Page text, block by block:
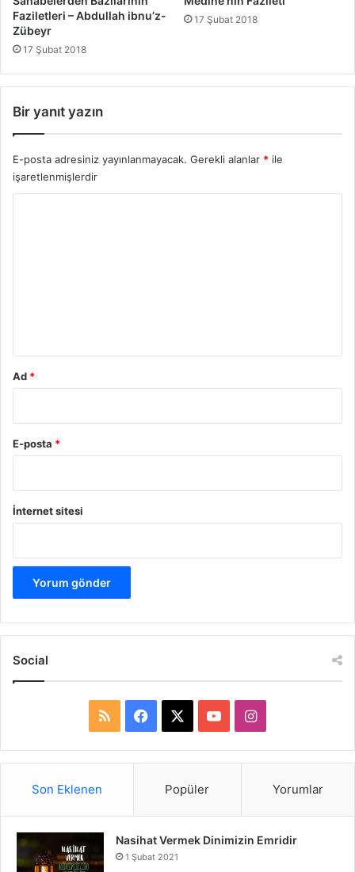
Faziletleri – Abdullah ibnu’z-
Zübeyr
17 Şubat 2018
17 Şubat 2018
Bir yanıt yazın
E-posta adresiniz yayınlanmayacak. Gerekli alanlar * ile
işaretlenmişlerdir
Ad *
E-posta *
İnternet sitesi
Social
S
a
b
o
u
I
n
a
Son Eklenen Popüler Yorumlar
Nasihat Vermek Dinimizin Emridir
1 Şubat 2021